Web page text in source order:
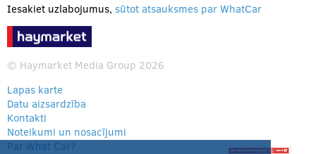
Iesakiet uzlabojumus, sūtot atsauksmes par WhatCar
© Haymarket Media Group 2026
Lapas karte
Datu aizsardzība
Kontakti
Noteikumi un nosacījumi
Par What Car?